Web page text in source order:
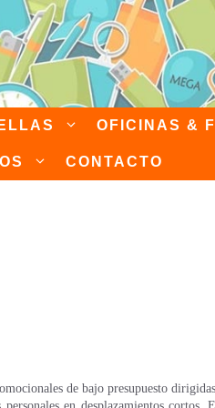
OFICINAS &
CONTACTO
con
de bajo presupuesto